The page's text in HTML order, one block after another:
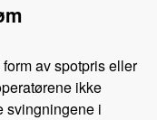
av spotpris eller
ikke
svingningene i